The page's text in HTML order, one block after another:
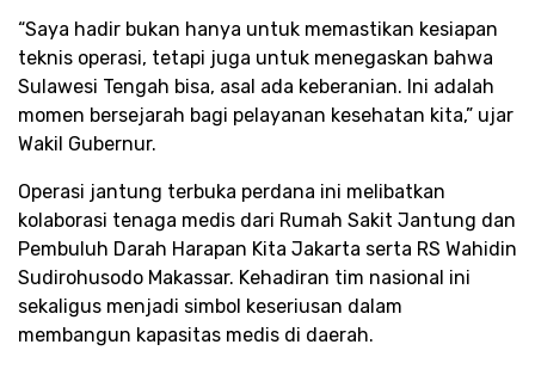
“Saya hadir bukan hanya untuk memastikan kesiapan
teknis operasi, tetapi juga untuk menegaskan bahwa
Sulawesi Tengah bisa, asal ada keberanian. Ini adalah
momen bersejarah bagi pelayanan kesehatan kita,” ujar
Wakil Gubernur.
Operasi jantung terbuka perdana ini melibatkan
kolaborasi tenaga medis dari Rumah Sakit Jantung dan
Pembuluh Darah Harapan Kita Jakarta serta RS Wahidin
Sudirohusodo Makassar. Kehadiran tim nasional ini
sekaligus menjadi simbol keseriusan dalam
membangun kapasitas medis di daerah.